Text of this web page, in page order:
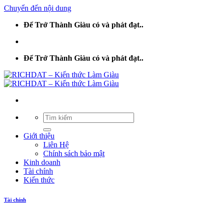
Chuyển đến nội dung
Để Trở Thành Giàu có và phát đạt..
Để Trở Thành Giàu có và phát đạt..
Giới thiệu
Liên Hệ
Chính sách bảo mật
Kinh doanh
Tài chính
Kiến thức
Tài chính